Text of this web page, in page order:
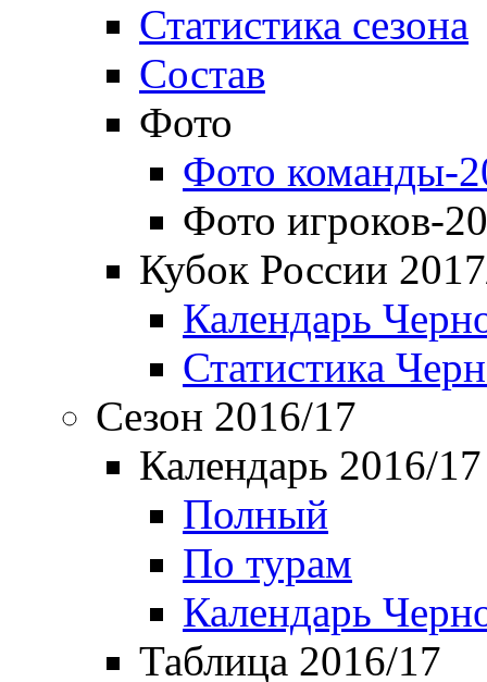
Статистика сезона
Состав
Фото
Фото команды-
Фото игроков-
Кубок России
Календарь
Статистика
Сезон 2016/17
Календарь 2016/17
Полный
По турам
Календарь
Таблица 2016/17